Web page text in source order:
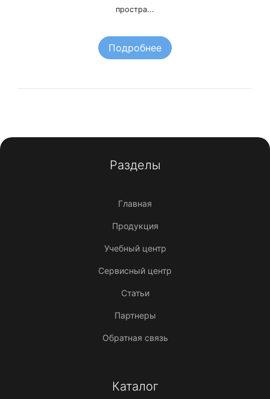
простра...
Подробнее
Разделы
Главная
Продукция
Учебный центр
Сервисный центр
Статьи
Партнеры
Обратная связь
Каталог